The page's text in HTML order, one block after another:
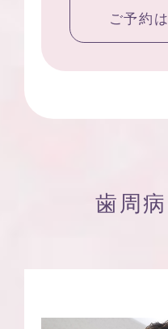
ご予約
歯周